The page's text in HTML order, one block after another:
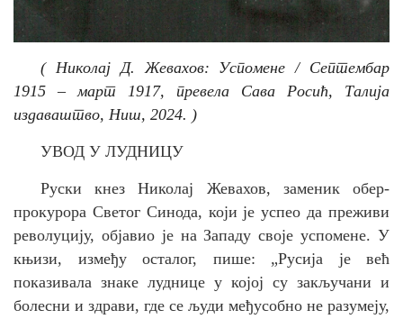
( Николај Д. Жевахов: Успомене / Септембар
1915 – март 1917, превела Сава Росић, Талија
издаваштво, Ниш, 2024. )
УВОД У ЛУДНИЦУ
Руски кнез Николај Жевахов, заменик обер-
прокурора Светог Синода, који је успео да преживи
револуцију, објавио је на Западу своје успомене. У
књизи, између осталог, пише: „Русија је већ
показивала знаке луднице у којој су закључани и
болесни и здрави, где се људи међусобно не разумеју,